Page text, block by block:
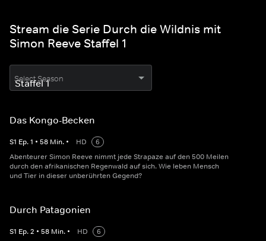
Stream die Serie Durch die Wildnis mit
Simon Reeve Staffel 1
Select Season
Das Kongo-Becken
S1 Ep.1 • 58 Min. • HD
6
Abenteurer Simon Reeve nimmt jede Strapaze auf den 500 Meilen
durch den afrikanischen Regenwald auf sich. Wie leben Mensch
und Tier in dieser unberührten Gegend?
Durch Patagonien
S1 Ep.2 • 58 Min. • HD
6